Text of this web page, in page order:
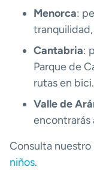
Menorca:
Cantabria:
Parque de
rutas en bici.
Valle de
encontrarás
Consulta
niños.